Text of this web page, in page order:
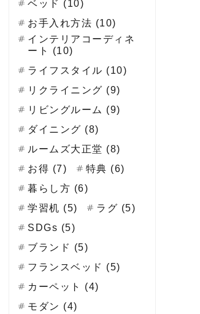
ベッド (10)
お手入れ方法 (10)
インテリアコーディネ
ート (10)
ライフスタイル (10)
リクライニング (9)
リビングルーム (9)
ダイニング (8)
ルームズ大正堂 (8)
お得 (7)
特典 (6)
暮らし方 (6)
学習机 (5)
ラグ (5)
SDGs (5)
ブランド (5)
フランスベッド (5)
カーペット (4)
モダン (4)